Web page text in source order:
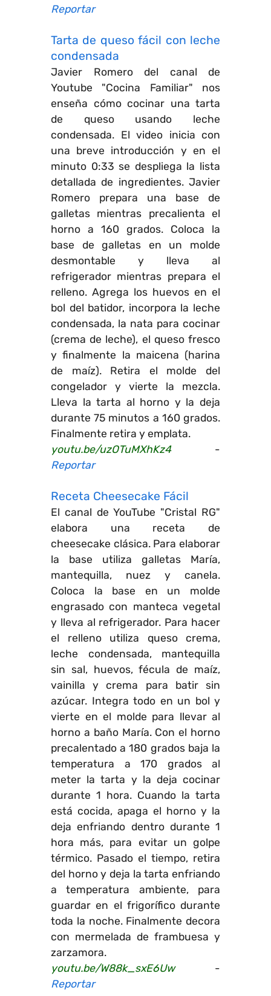
Reportar
Tarta de queso fácil con leche
condensada
Javier Romero del canal de
Youtube "Cocina Familiar" nos
enseña cómo cocinar una tarta
de queso usando leche
condensada. El video inicia con
una breve introducción y en el
minuto 0:33 se despliega la lista
detallada de ingredientes. Javier
Romero prepara una base de
galletas mientras precalienta el
horno a 160 grados. Coloca la
base de galletas en un molde
desmontable y lleva al
refrigerador mientras prepara el
relleno. Agrega los huevos en el
bol del batidor, incorpora la leche
condensada, la nata para cocinar
(crema de leche), el queso fresco
y finalmente la maicena (harina
de maíz). Retira el molde del
congelador y vierte la mezcla.
Lleva la tarta al horno y la deja
durante 75 minutos a 160 grados.
Finalmente retira y emplata.
youtu.be/uzOTuMXhKz4-
Reportar
Receta Cheesecake Fácil
El canal de YouTube "Cristal RG"
elabora una receta de
cheesecake clásica. Para elaborar
la base utiliza galletas María,
mantequilla, nuez y canela.
Coloca la base en un molde
engrasado con manteca vegetal
y lleva al refrigerador. Para hacer
el relleno utiliza queso crema,
leche condensada, mantequilla
sin sal, huevos, fécula de maíz,
vainilla y crema para batir sin
azúcar. Integra todo en un bol y
vierte en el molde para llevar al
horno a baño María. Con el horno
precalentado a 180 grados baja la
temperatura a 170 grados al
meter la tarta y la deja cocinar
durante 1 hora. Cuando la tarta
está cocida, apaga el horno y la
deja enfriando dentro durante 1
hora más, para evitar un golpe
térmico. Pasado el tiempo, retira
del horno y deja la tarta enfriando
a temperatura ambiente, para
guardar en el frigorífico durante
toda la noche. Finalmente decora
con mermelada de frambuesa y
zarzamora.
youtu.be/W88k_sxE6Uw-
Reportar